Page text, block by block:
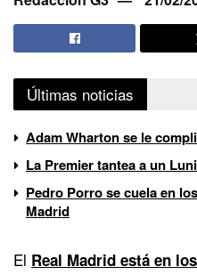
Últimas noticias
Adam Wharton se le
La Premier tantea a un
Pedro Porro se cuela en
Madrid
El Real Madrid está en